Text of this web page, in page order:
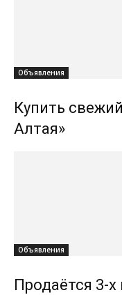
Объявления
Купить
Алтая»
Объявления
Продаётся 3-